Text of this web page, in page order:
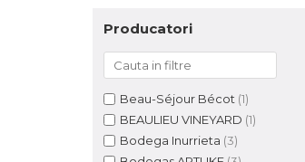
Producatori
Beau-Séjour Bécot (1)
BEAULIEU VINEYARD (1)
Bodega Inurrieta (3)